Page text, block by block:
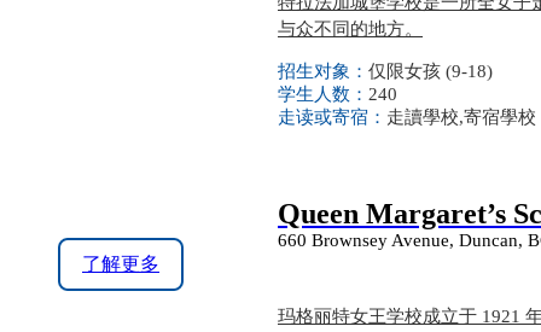
与众不同的地方。
招生对象： 仅限女孩 (9-18)
学生人数： 240
走读或寄宿： 走讀學校,寄宿學校
了解更多
Queen Margaret’s
660 Brownsey Avenue, Duncan,
玛格丽特女王学校成立于 1921